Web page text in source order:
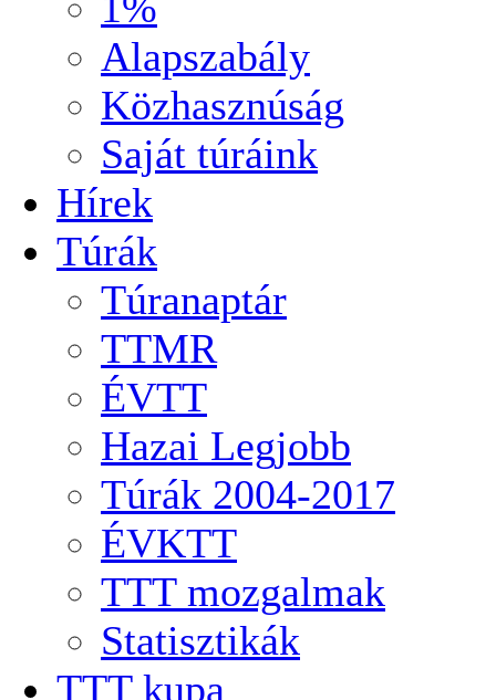
Alapszabály
Közhasznúság
Saját túráink
Hírek
Túrák
Túranaptár
TTMR
ÉVTT
Hazai Legjobb
Túrák 2004-2017
ÉVKTT
TTT mozgalmak
Statisztikák
TTT kupa